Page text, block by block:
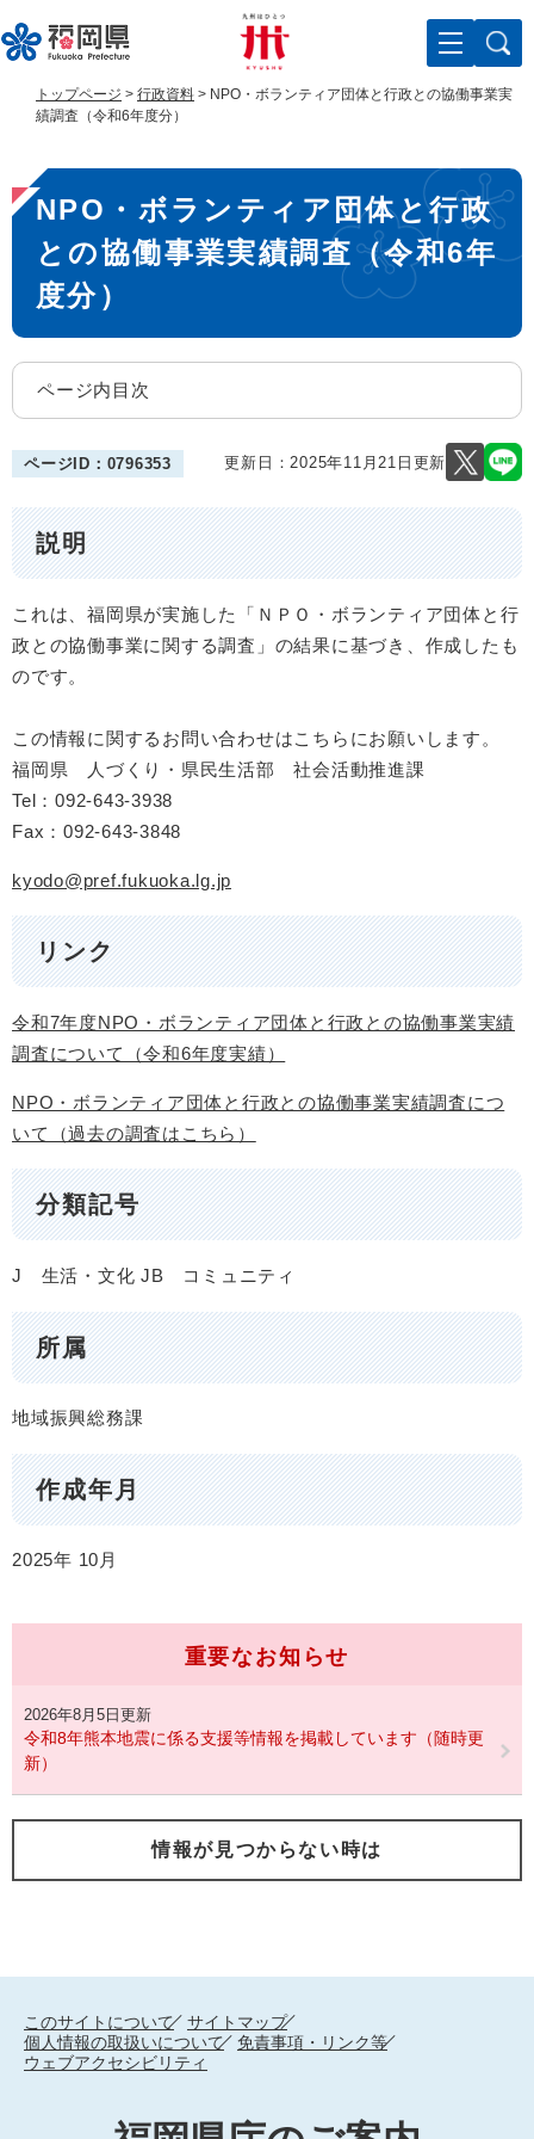
ー
ジ
す
。
ニ
ュ
し
て
トップページ > 行政資料 > NPO・ボランティア団体と行政との協働事業実
績調査（令和6年度分）
本
文
NPO・ボランティア団体と行政
との協働事業実績調査（令和6年
度分）
ページ内目次
ページID：0796353 更新日：2025年11月21日更新
説明
これは、福岡県が実施した「ＮＰＯ・ボランティア団体と行
政との協働事業に関する調査」の結果に基づき、作成したも
のです。
この情報に関するお問い合わせはこちらにお願いします。
福岡県 人づくり・県民生活部 社会活動推進課
Tel：092-643-3938
Fax：092-643-3848
kyodo@pref.fukuoka.lg.jp
リンク
令和7年度NPO・ボランティア団体と行政との協働事業実績
調査について（令和6年度実績）
NPO・ボランティア団体と行政との協働事業実績調査につ
いて（過去の調査はこちら）
分類記号
J 生活・文化 JB コミュニティ
所属
地域振興総務課
作成年月
2025年 10月
重要なお知らせ
2026年8月5日更新
令和8年熊本地震に係る支援等情報を掲載しています（随時更
新）
情報が見つからない時は
このサイトについて
サイトマップ
個人情報の取扱いについて
免責事項・リンク等
ウェブアクセシビリティ